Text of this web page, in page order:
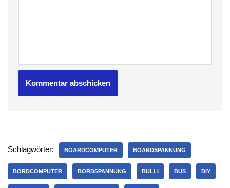
Schlagwörter: BOARDCOMPUTER BOARDSPANNUNG
BORDCOMPUTER BORDSPANNUNG BULLI BUS DIY